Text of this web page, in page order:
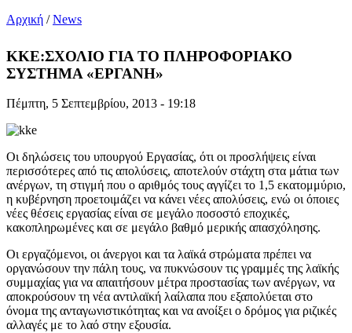
Αρχική /News
ΚΚΕ:ΣΧΟΛΙΟ ΓΙΑ ΤΟ ΠΛΗΡΟΦΟΡΙΑΚΟ
ΣΥΣΤΗΜΑ «ΕΡΓΑΝΗ»
Πέμπτη, 5 Σεπτεμβρίου, 2013 - 19:18
Οι δηλώσεις του υπουργού Εργασίας, ότι οι προσλήψεις είναι
περισσότερες από τις απολύσεις, αποτελούν στάχτη στα μάτια των
ανέργων, τη στιγμή που ο αριθμός τους αγγίζει το 1,5 εκατομμύριο,
η κυβέρνηση προετοιμάζει να κάνει νέες απολύσεις, ενώ οι όποιες
νέες θέσεις εργασίας είναι σε μεγάλο ποσοστό εποχικές,
κακοπληρωμένες και σε μεγάλο βαθμό μερικής απασχόλησης.
Οι εργαζόμενοι, οι άνεργοι και τα λαϊκά στρώματα πρέπει να
οργανώσουν την πάλη τους, να πυκνώσουν τις γραμμές της λαϊκής
συμμαχίας για να απαιτήσουν μέτρα προστασίας των ανέργων, να
αποκρούσουν τη νέα αντιλαϊκή λαίλαπα που εξαπολύεται στο
όνομα της ανταγωνιστικότητας και να ανοίξει ο δρόμος για ριζικές
αλλαγές με το λαό στην εξουσία.